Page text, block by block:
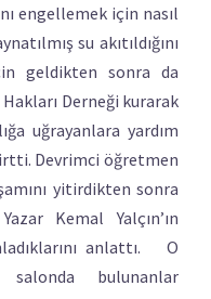
engellemek için nasıl
su akıtıldığını
geldikten sonra da
Derneği kurarak
uğrayanlara yardım
Devrimci öğretmen
yitirdikten sonra
Kemal Yalçın’ın
anlattı. O
salonda bulunanlar